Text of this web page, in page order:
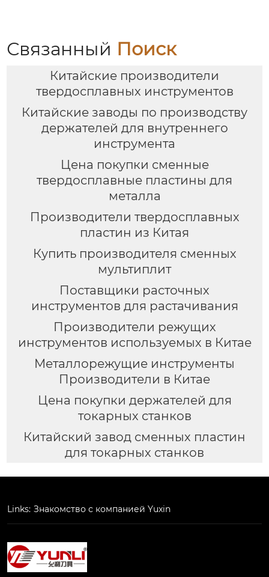
Связанный Поиск
Китайские производители
твердосплавных инструментов
Китайские заводы по производству
держателей для внутреннего
инструмента
Цена покупки сменные
твердосплавные пластины для
металла
Производители твердосплавных
пластин из Китая
Купить производителя сменных
мультиплит
Поставщики расточных
инструментов для растачивания
Производители режущих
инструментов используемых в Китае
Металлорежущие инструменты
Производители в Китае
Цена покупки держателей для
токарных станков
Китайский завод сменных пластин
для токарных станков
Links: Знакомство с компанией Yuxin